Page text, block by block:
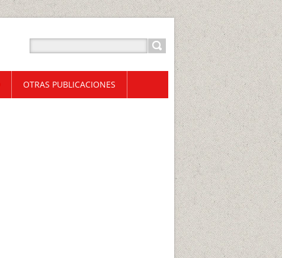
OTRAS PUBLICACIONES